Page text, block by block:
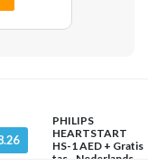
PHILIPS
HEARTSTART
HS-1 AED + Gratis
tas - Nederlands